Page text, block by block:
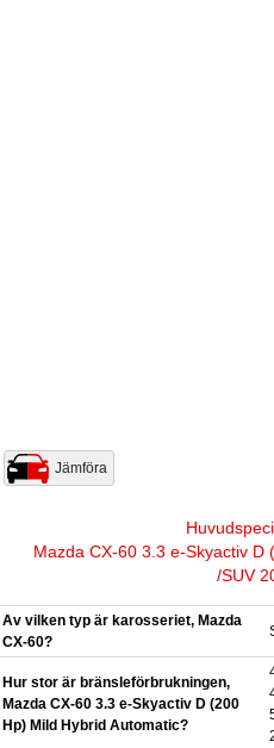
Jämföra
Mazda CX-60 3.3 e-Skyactiv D
/SUV
Av vilken typ är karosseriet, Mazda
CX-60?
Hur stor är bränsleförbrukningen,
Mazda CX-60 3.3 e-Skyactiv D (200
Hp) Mild Hybrid Automatic?